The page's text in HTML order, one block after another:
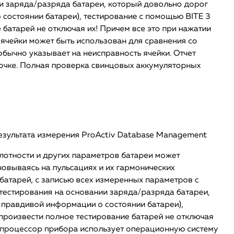
заряда/разряда батареи, который довольно дорог
батареи), тестирование с помощью BITE 3
не отключая их! Причем все это при нажатии
может быть использован для сравнения со
указывает на неисправность ячейки. Отчет
Полная проверка свинцовых аккумуляторных
измерения ProActiv Database Management
и других параметров батареи может
на пульсациях и их гармонических
с записью всех измеренных параметров с
на основании заряда/разряда батареи,
информации о состоянии батареи),
полное тестирование батарей не отключая
прибора использует операционную систему